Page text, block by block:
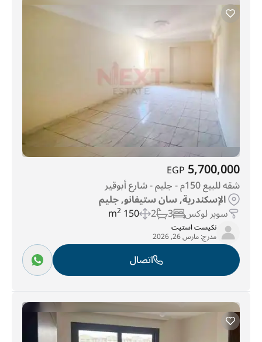
5,700,000
EGP
شقه للبيع 150م - جليم - شارع أبوقير
الإسكندرية, سان ستيفانو, جليم
سوبر لوكس 3
2
150 m
2
نكيست استيت
مدرج:مارس 26, 2026
اتصال